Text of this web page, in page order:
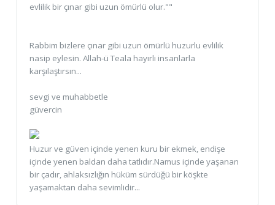
evlilik bir çınar gibi uzun ömürlü olur.""
Rabbim bizlere çınar gibi uzun ömürlü huzurlu evlilik
nasip eylesin. Allah-ü Teala hayırlı insanlarla
karşılaştırsın...
sevgi ve muhabbetle
güvercin
Huzur ve güven içinde yenen kuru bir ekmek, endişe
içinde yenen baldan daha tatlıdır.Namus içinde yaşanan
bir çadır, ahlaksızlığın hüküm sürdüğü bir köşkte
yaşamaktan daha sevimlidir...